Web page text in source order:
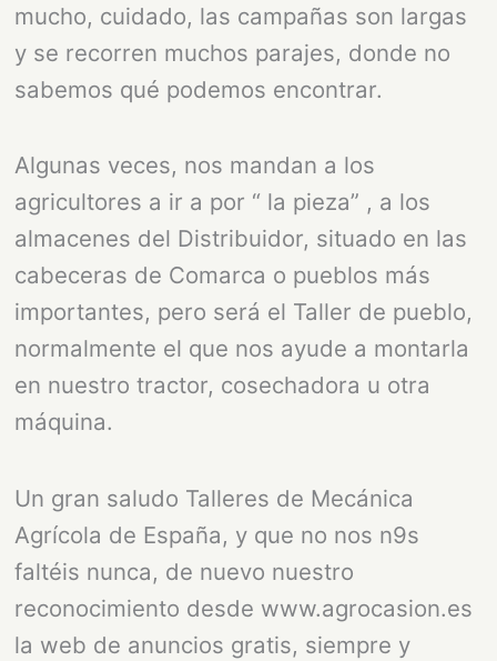
mucho, cuidado, las campañas son largas
y se recorren muchos parajes, donde no
sabemos qué podemos encontrar.
Algunas veces, nos mandan a los
agricultores a ir a por “ la pieza” , a los
almacenes del Distribuidor, situado en las
cabeceras de Comarca o pueblos más
importantes, pero será el Taller de pueblo,
normalmente el que nos ayude a montarla
en nuestro tractor, cosechadora u otra
máquina.
Un gran saludo Talleres de Mecánica
Agrícola de España, y que no nos n9s
faltéis nunca, de nuevo nuestro
reconocimiento desde www.agrocasion.es
la web de anuncios gratis, siempre y